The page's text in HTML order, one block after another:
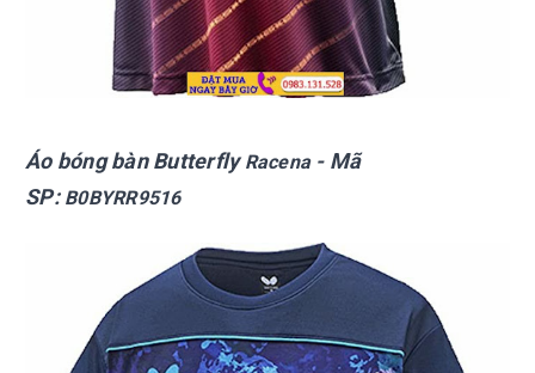
Áo bóng bàn ButterflyRacena- Mã
SP: B0BYRR9516